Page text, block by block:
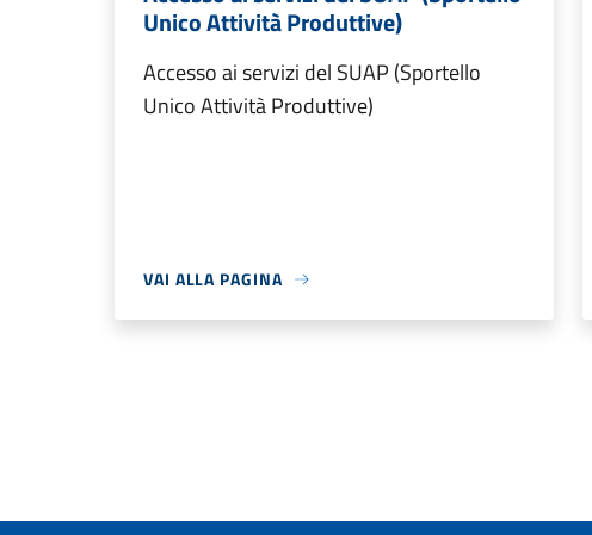
Unico Attività Produttive)
Accesso ai servizi del SUAP (Sportello
Unico Attività Produttive)
VAI ALLA PAGINA